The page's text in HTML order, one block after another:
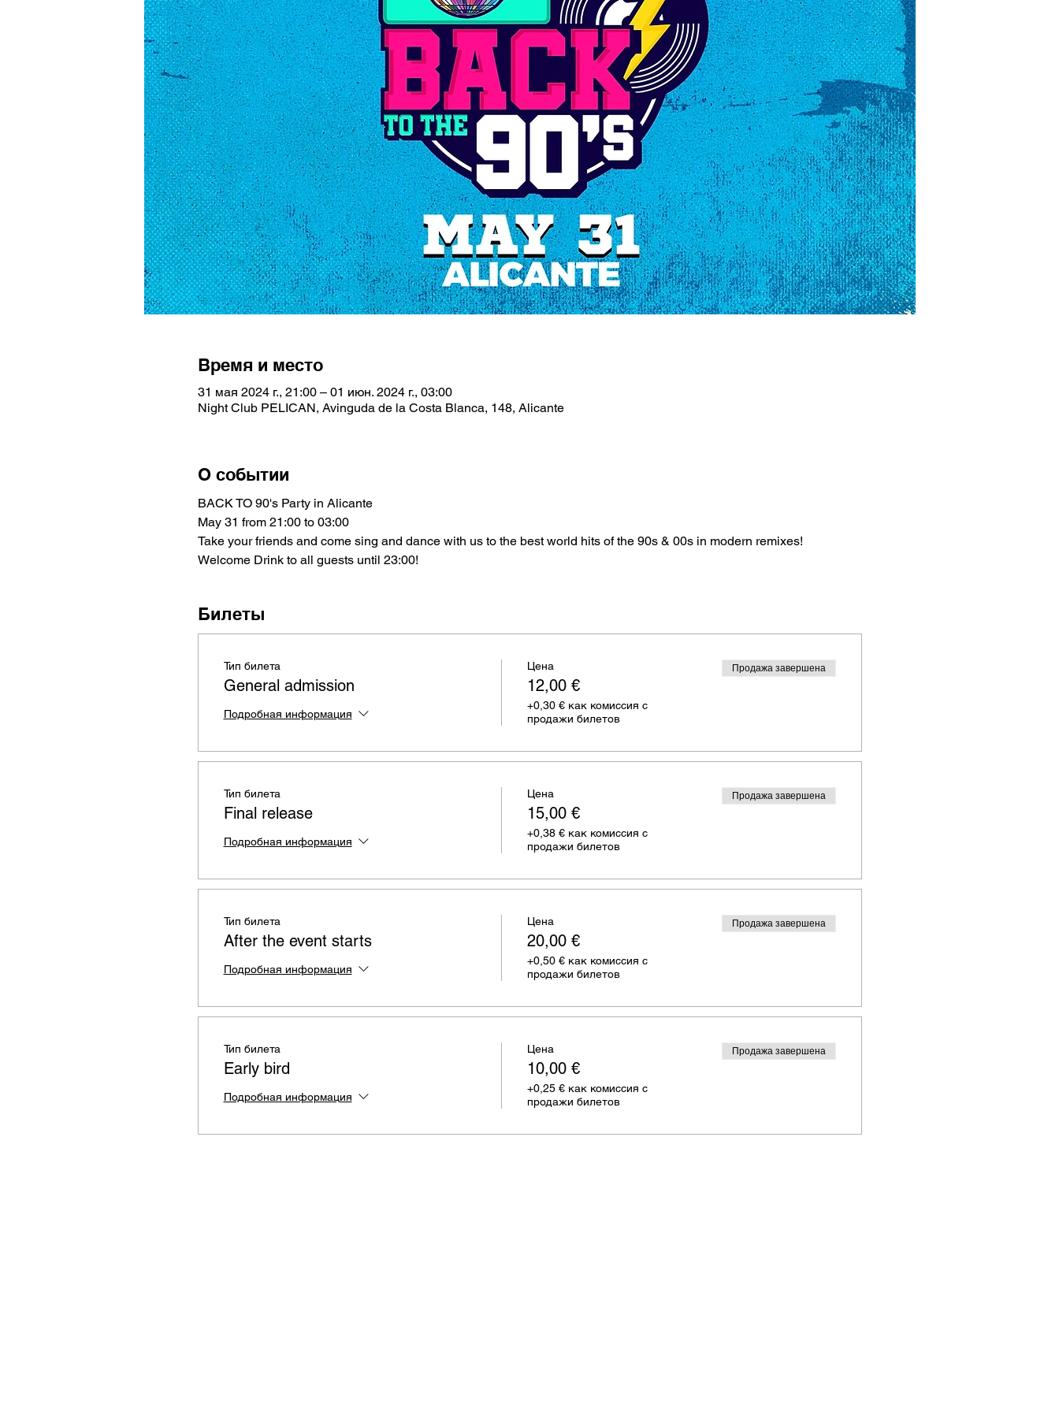
Время и место
31 мая 2024 г., 21:00 – 01 июн. 2024 г., 03:00
Night Club PELICAN, Avinguda de la Costa Blanca, 148, Alicante
О событии
BACK TO 90's Party in Alicante
May 31 from 21:00 to 03:00
Take your friends and come sing and dance with us to the best world hits of the 90s & 00s in modern remixes!
Welcome Drink to all guests until 23:00!
Билеты
Тип билета
General admission
Подробная информация
Цена
12,00 €
+0,30 € как комиссия с
продажи билетов
Продажа завершена
Тип билета
Final release
Подробная информация
Цена
15,00 €
+0,38 € как комиссия с
продажи билетов
Продажа завершена
Тип билета
After the event starts
Подробная информация
Цена
20,00 €
+0,50 € как комиссия с
продажи билетов
Продажа завершена
Тип билета
Early bird
Подробная информация
Цена
10,00 €
+0,25 € как комиссия с
продажи билетов
Продажа завершена